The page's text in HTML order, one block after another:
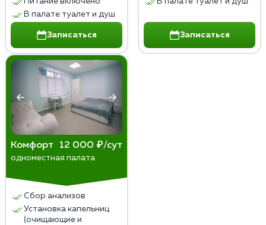
В палате туалет и душ
Записаться Записаться
Комфорт 12 000 ₽/сут
одноместная палата
Сбор анализов
Установка капельниц
(очищающие и